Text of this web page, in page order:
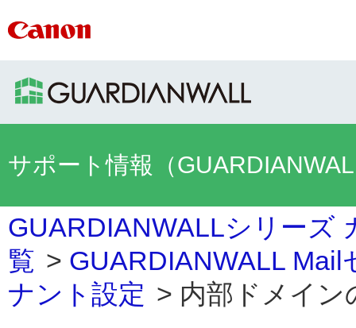
サポート情報（
GUARDIANWALLシリーズ
覧 > GUARDIANWALL Mail
ナント設定 > 内部ドメイン